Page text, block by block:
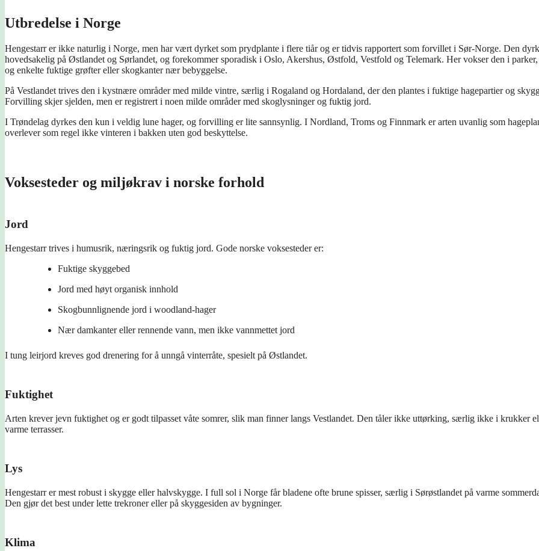
Utbredelse i Norge
Hengestarr er ikke naturlig i Norge, men har vært dyrket som prydplante i flere tiår og er tidvis rapportert som forvillet i Sør-Norge. Den
hovedsakelig på Østlandet og Sørlandet, og forekommer sporadisk i Oslo, Akershus, Østfold, Vestfold og Telemark. Her vokser den i parker,
og enkelte fuktige grøfter eller skogkanter nær bebyggelse.
På Vestlandet trives den i kystnære områder med milde vintre, særlig i Rogaland og Hordaland, der den plantes i fuktige hagepartier og
Forvilling skjer sjelden, men er registrert i noen milde områder med skoglysninger og fuktig jord.
I Trøndelag dyrkes den kun i veldig lune hager, og forvilling er lite sannsynlig. I Nordland, Troms og Finnmark er arten uvanlig som
overlever som regel ikke vinteren i bakken uten god beskyttelse.
Voksesteder og miljøkrav i norske forhold
Jord
Hengestarr trives i humusrik, næringsrik og fuktig jord. Gode norske voksesteder er:
Fuktige skyggebed
Jord med høyt organisk innhold
Skogbunnlignende jord i woodland-hager
Nær damkanter eller rennende vann, men ikke vannmettet jord
I tung leirjord kreves god drenering for å unngå vinterråte, spesielt på Østlandet.
Fuktighet
Arten krever jevn fuktighet og er godt tilpasset våte somrer, slik man finner langs Vestlandet. Den tåler ikke uttørking, særlig ikke i krukker
varme terrasser.
Lys
Hengestarr er mest robust i skygge eller halvskygge. I full sol i Norge får bladene ofte brune spisser, særlig i Sørøstlandet på varme
Den gjør det best under lette trekroner eller på skyggesiden av bygninger.
Klima